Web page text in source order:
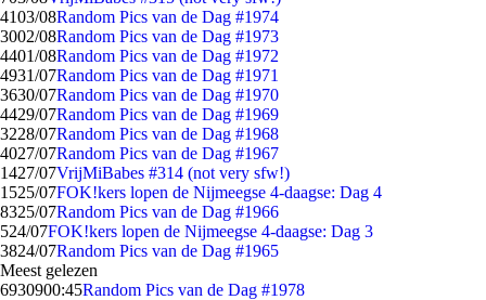
4103/08Random Pics van de Dag #1974
3002/08Random Pics van de Dag #1973
4401/08Random Pics van de Dag #1972
4931/07Random Pics van de Dag #1971
3630/07Random Pics van de Dag #1970
4429/07Random Pics van de Dag #1969
3228/07Random Pics van de Dag #1968
4027/07Random Pics van de Dag #1967
1427/07VrijMiBabes #314 (not very sfw!)
1525/07FOK!kers lopen de Nijmeegse 4-daagse: Dag 4
8325/07Random Pics van de Dag #1966
524/07FOK!kers lopen de Nijmeegse 4-daagse: Dag 3
3824/07Random Pics van de Dag #1965
Meest gelezen
6930900:45Random Pics van de Dag #1978